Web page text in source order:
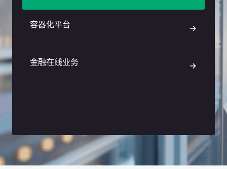
容器化平台 →
金融在线业务 →